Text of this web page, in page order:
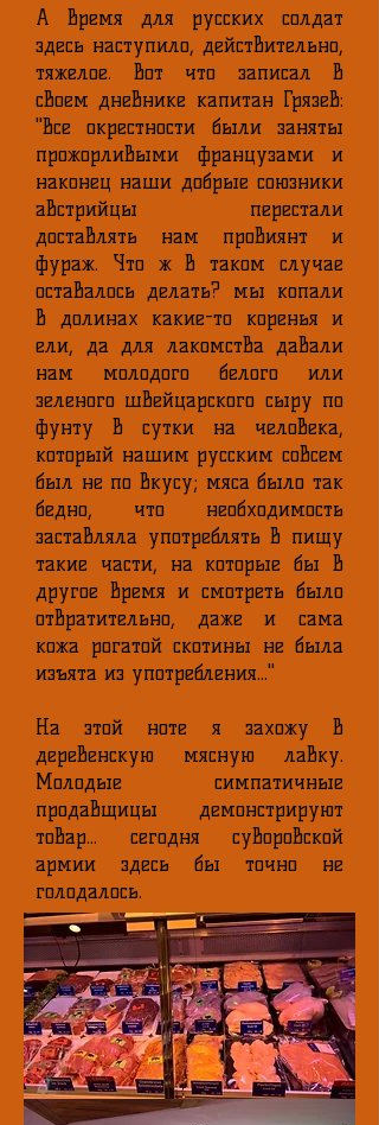
А время для русских солдат
здесь наступило, действительно,
тяжелое. Вот что записал в
своем дневнике капитан Грязев:
"Все окрестности были заняты
прожорливыми французами и
наконец наши добрые союзники
австрийцы перестали
доставлять нам провиянт и
фураж. Что ж в таком случае
оставалось делать? мы копали
в долинах какие-то коренья и
ели, да для лакомства давали
нам молодого белого или
зеленого швейцарского сыру по
фунту в сутки на человека,
который нашим русским совсем
был не по вкусу; мяса было так
бедно, что необходимость
заставляла употреблять в пищу
такие части, на которые бы в
другое время и смотреть было
отвратительно, даже и сама
кожа рогатой скотины не была
изъята из употребления..."
На этой ноте я захожу в
деревенскую мясную лавку.
Молодые симпатичные
продавщицы демонстрируют
товар... сегодня суворовской
армии здесь бы точно не
голодалось.